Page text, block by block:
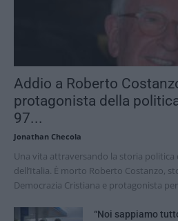
Addio a Roberto
protagonista della
97...
Jonathan Checola
Una vita attraversando la storia politica
dell’Italia. È morto Roberto Costanzo,
Democrazia Cristiana e protagonista
“Noi sappiamo